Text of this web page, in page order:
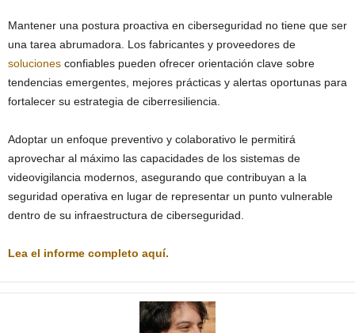
Mantener una postura proactiva en ciberseguridad no tiene que ser
una tarea abrumadora. Los fabricantes y proveedores de
soluciones confiables pueden ofrecer orientación clave sobre
tendencias emergentes, mejores prácticas y alertas oportunas para
fortalecer su estrategia de ciberresiliencia.
Adoptar un enfoque preventivo y colaborativo le permitirá
aprovechar al máximo las capacidades de los sistemas de
videovigilancia modernos, asegurando que contribuyan a la
seguridad operativa en lugar de representar un punto vulnerable
dentro de su infraestructura de ciberseguridad.
Lea el informe completo aquí.